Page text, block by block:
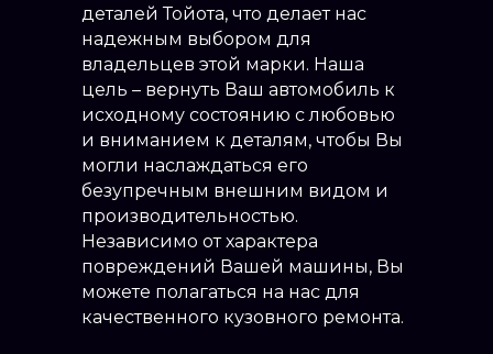
деталей Тойота, что делает нас
надежным выбором для
владельцев этой марки. Наша
цель – вернуть Ваш автомобиль к
исходному состоянию с любовью
и вниманием к деталям, чтобы Вы
могли наслаждаться его
безупречным внешним видом и
производительностью.
Независимо от характера
повреждений Вашей машины, Вы
можете полагаться на нас для
качественного кузовного ремонта.